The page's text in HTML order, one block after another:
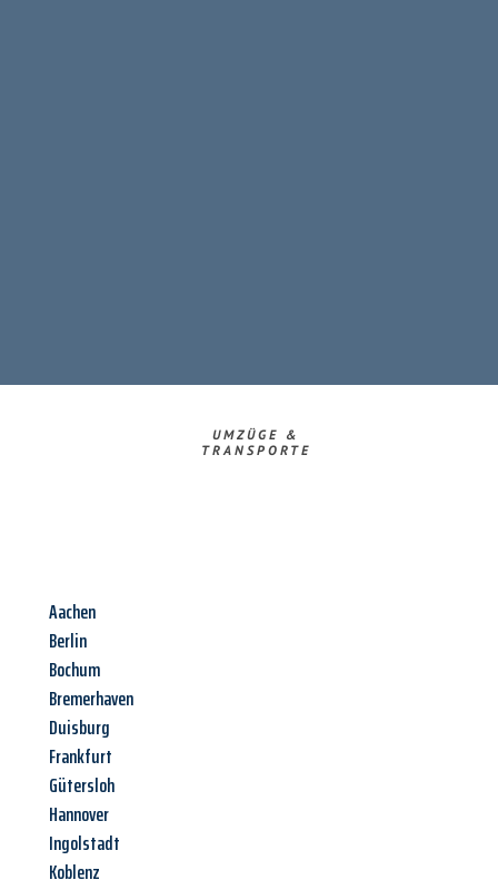
UMZÜGE &
TRANSPORTE
Aachen
Berlin
Bochum
Bremerhaven
Duisburg
Frankfurt
Gütersloh
Hannover
Ingolstadt
Koblenz